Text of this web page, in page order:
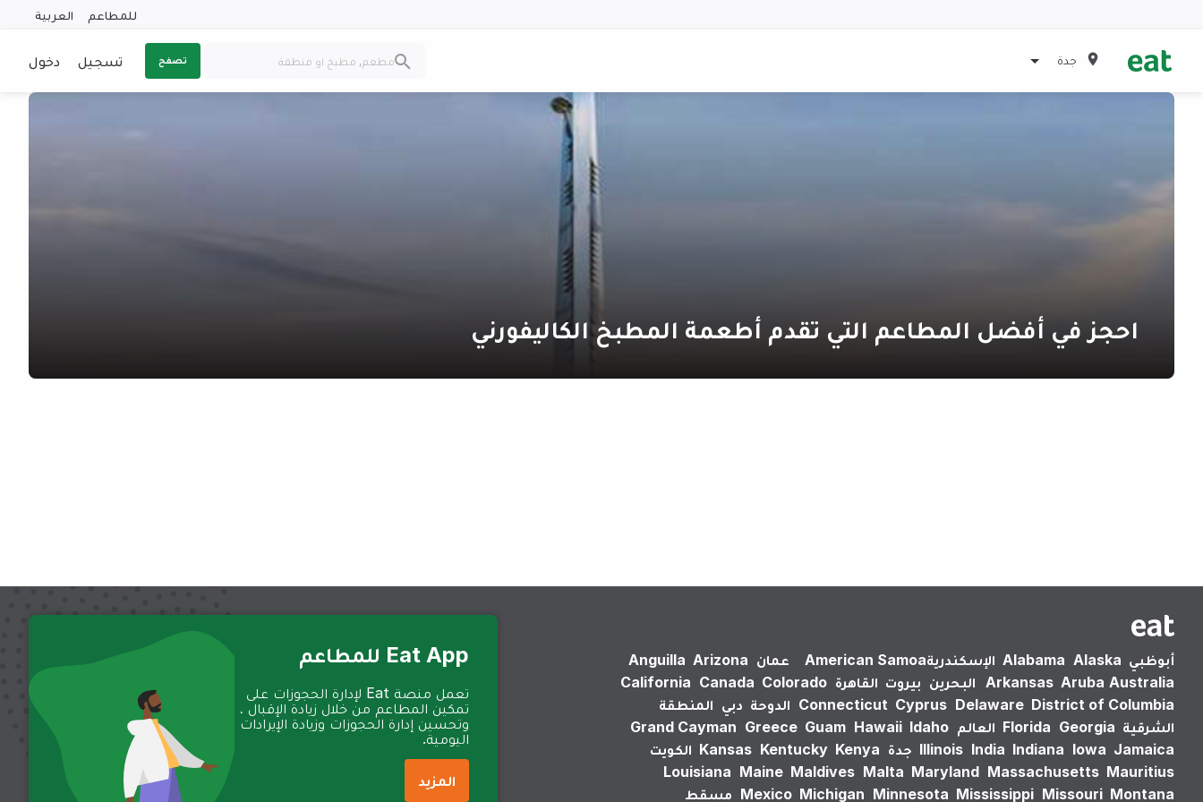
للمطاعم العربية
جدة تصفح تسجيل دخول
احجز في أفضل المطاعم التي تقدم أطعمة المطبخ الكاليفورني
أبوظبي Alabama Alaska الإسكندرية‎American Samoa عمان Anguilla Arizona
Arkansas Aruba Australia البحرين بيروت القاهرة California Canada Colorado
Connecticut Cyprus Delaware District of Columbia الدوحة دبي المنطقة
الشرقية
Florida Georgia العالم Grand Cayman Greece Guam Hawaii Idaho
Illinois India Indiana Iowa Jamaica جدة Kansas Kentucky Kenya
الكويت
Louisiana Maine Maldives Malta Maryland Massachusetts Mauritius
Mexico Michigan Minnesota Mississippi Missouri Montana مسقط
Eat App للمطاعم
تعمل منصة Eat لإدارة الحجوزات على
تمكين المطاعم من خلال زيادة الإقبال ،
وتحسين إدارة الحجوزات وزيادة الإيرادات
اليومية.
المزيد